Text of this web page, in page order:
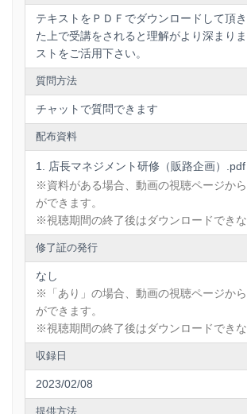
弊社の支援実績延べ300社以上
ィング実施先での成功要因・失
的に分析し、その内容を教育し
る店長研修ということです。
✓ 店長が自店の売上利益の改
できるようになる
✓ 店長が従業員のマネジメント
できるようになる
✓ 店長が店長の役割と責任を認
うになる
✓ 店舗のマネジメントができる
確立できる
✓ 店長が店舗経営の知識と実務
ことができる
✓ 店長の力で売上利益が改善す
テキストをＰＤＦでダウンロードして頂
た上で受講をされると理解がより深まり
ストをご活用下さい。
質問方法
チャットで質問できます
配布資料
店長マネジメント研修（販路企画）.pdf
※資料がある場合、動画の視聴ページか
ができます。
※視聴期間の終了後はダウンロードできな
修了証の発行
なし
※「あり」の場合、動画の視聴ページか
ができます。
※視聴期間の終了後はダウンロードできな
収録日
2023/02/08
提供方法